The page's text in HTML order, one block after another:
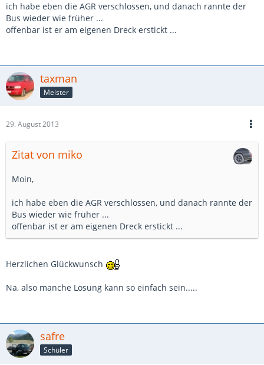
ich habe eben die AGR verschlossen, und danach rannte der
Bus wieder wie früher ...
offenbar ist er am eigenen Dreck erstickt ...
taxman
Meister
29. August 2013
Zitat von miko
Moin,
ich habe eben die AGR verschlossen, und danach rannte der
Bus wieder wie früher ...
offenbar ist er am eigenen Dreck erstickt ...
Herzlichen Glückwunsch
Na, also manche Lösung kann so einfach sein.....
safre
Schüler